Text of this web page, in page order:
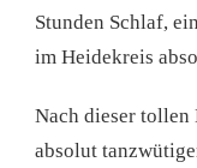
Stunden Schlaf,
im Heidekreis
Nach dieser
absolut